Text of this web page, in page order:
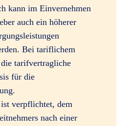
kann im Einvernehmen
auch ein höherer
Bei tariflichem
tarifvertragliche
für die
verpflichtet, dem
nach einer